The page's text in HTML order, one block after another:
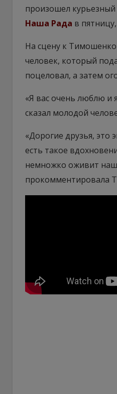
произошел курьезный
Наша Рада в
На сцену к
человек, который
поцеловал, а затем
«Я вас очень люблю и
сказал молодой
«Дорогие друзья, это
есть такое
немножко оживит
прокомментировала